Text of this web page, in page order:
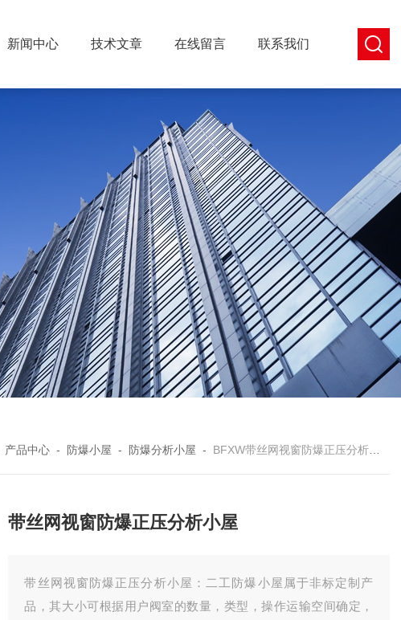
新闻中心 技术文章 在线留言 联系我们
产品中心 - 防爆小屋 - 防爆分析小屋 - BFXW带丝网视窗防爆正压分析小屋
带丝网视窗防爆正压分析小屋
带丝网视窗防爆正压分析小屋：二工防爆小屋属于非标定制产
品，其大小可根据用户阀室的数量，类型，操作运输空间确定，